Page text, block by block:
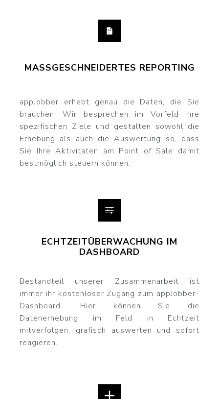
MASSGESCHNEIDERTES REPORTING
appJobber erhebt genau die Daten, die Sie
brauchen. Wir besprechen im Vorfeld Ihre
spezifischen Ziele und gestalten sowohl die
Erhebung als auch die Auswertung so, dass
Sie Ihre Aktivitäten am Point of Sale damit
bestmöglich steuern können.
ECHTZEITÜBERWACHUNG IM
DASHBOARD
Bestandteil unserer Zusammenarbeit ist
immer ihr kostenloser Zugang zum appJobber-
Dashboard. Hier können Sie die
Datenerhebung im Feld in Echtzeit
mitverfolgen, grafisch auswerten und sofort
reagieren.